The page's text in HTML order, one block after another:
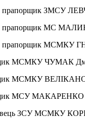
прапорщик ЗМСУ
прапорщик МС
прапорщик МСМКУ
МСМКУ ЧУМАК
МСМКУ
МСУ МАКАРЕНКО
ЗСУ МСМКУ